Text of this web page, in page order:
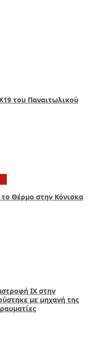
του Παναιτωλικού
Θέρμο στην Κόνισκα
ΙΧ στην
με μηχανή της